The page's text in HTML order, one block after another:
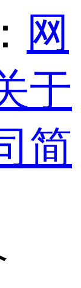
网
于
简